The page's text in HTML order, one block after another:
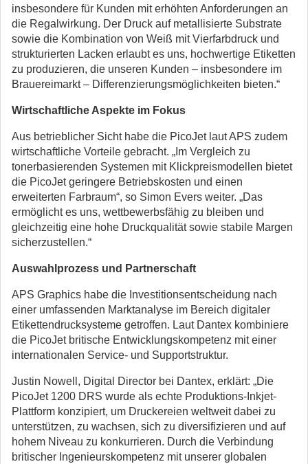
insbesondere für Kunden mit erhöhten Anforderungen an
die Regalwirkung. Der Druck auf metallisierte Substrate
sowie die Kombination von Weiß mit Vierfarbdruck und
strukturierten Lacken erlaubt es uns, hochwertige Etiketten
zu produzieren, die unseren Kunden – insbesondere im
Brauereimarkt – Differenzierungsmöglichkeiten bieten.“
Wirtschaftliche Aspekte im Fokus
Aus betrieblicher Sicht habe die PicoJet laut APS zudem
wirtschaftliche Vorteile gebracht. „Im Vergleich zu
tonerbasierenden Systemen mit Klickpreismodellen bietet
die PicoJet geringere Betriebskosten und einen
erweiterten Farbraum“, so Simon Evers weiter. „Das
ermöglicht es uns, wettbewerbsfähig zu bleiben und
gleichzeitig eine hohe Druckqualität sowie stabile Margen
sicherzustellen.“
Auswahlprozess und Partnerschaft
APS Graphics habe die Investitionsentscheidung nach
einer umfassenden Marktanalyse im Bereich digitaler
Etikettendrucksysteme getroffen. Laut Dantex kombiniere
die PicoJet britische Entwicklungskompetenz mit einer
internationalen Service- und Supportstruktur.
Justin Nowell, Digital Director bei Dantex, erklärt: „Die
PicoJet 1200 DRS wurde als echte Produktions-Inkjet-
Plattform konzipiert, um Druckereien weltweit dabei zu
unterstützen, zu wachsen, sich zu diversifizieren und auf
hohem Niveau zu konkurrieren. Durch die Verbindung
britischer Ingenieurskompetenz mit unserer globalen